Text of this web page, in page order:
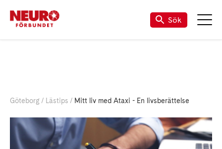
Sök
Göteborg Lästips Mitt liv med Ataxi - En livsberättelse